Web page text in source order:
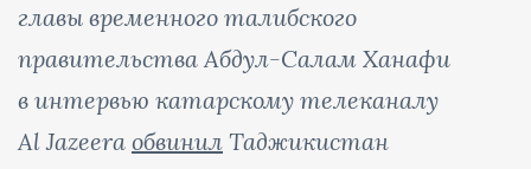
главы временного талибского
правительства Абдул-Салам Ханафи
в интервью катарскому телеканалу
Al Jazeera обвинил Таджикистан